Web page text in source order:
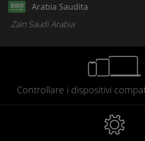
Arabia Saudita
Zain Saudi Arabia
Controllare i dispositivi